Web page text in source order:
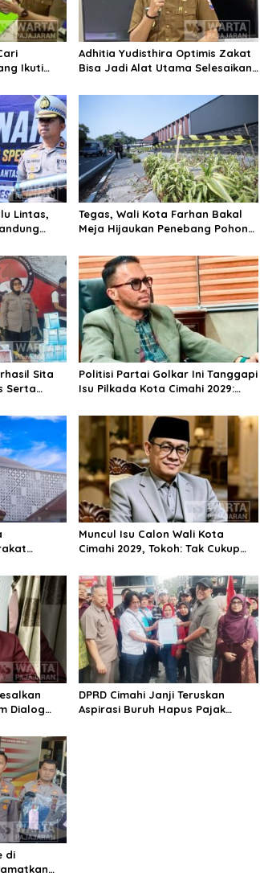
Ikuti
Adhitia Yudisthira Optimis Zakat
Bisa Jadi Alat Utama Selesaikan
Lintas,
Tegas, Wali Kota Farhan Bakal
Meja Hijaukan Penebang Pohon
Sita
Serta
Politisi Partai Golkar Ini Tanggapi
Isu Pilkada Kota Cimahi 2029:
Muncul Isu Calon Wali Kota
Cimahi 2029, Tokoh: Tak Cukup
Parpol
Dialog
DPRD Cimahi Janji Teruskan
Aspirasi Buruh Hapus Pajak
di